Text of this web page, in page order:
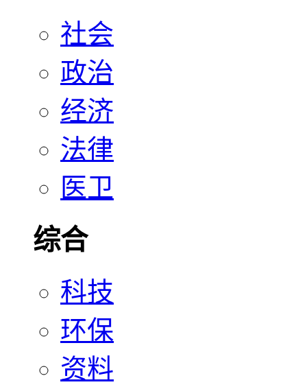
社会
政治
经济
法律
医卫
综合
科技
环保
资料